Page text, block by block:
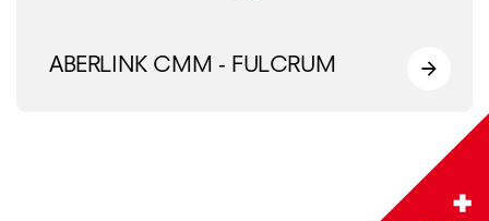
ABERLINK CMM - FULCRUM